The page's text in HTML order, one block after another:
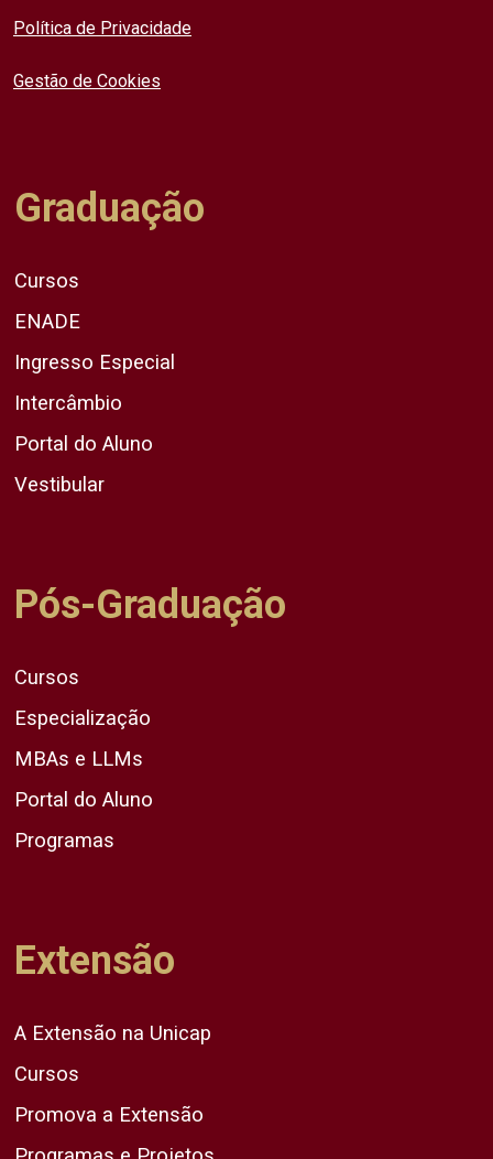
Política de Privacidade
Gestão de Cookies
Graduação
Cursos
ENADE
Ingresso Especial
Intercâmbio
Portal do Aluno
Vestibular
Pós-Graduação
Cursos
Especialização
MBAs e LLMs
Portal do Aluno
Programas
Extensão
A Extensão na Unicap
Cursos
Promova a Extensão